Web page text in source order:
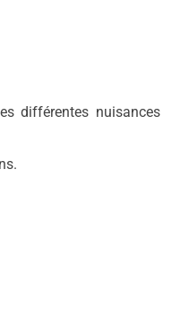
différentes nuisances